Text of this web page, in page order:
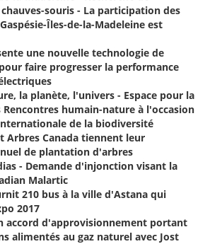
souris - La participation des
Îles-de-la-Madeleine est
une nouvelle technologie de
faire progresser la performance
la planète, l'univers - Espace pour la
Rencontres humain-nature à l'occasion
de la biodiversité
Arbres Canada tiennent leur
de plantation d'arbres
- Demande d'injonction visant la
Malartic
210 bus à la ville d'Astana qui
2017
accord d'approvisionnement portant
alimentés au gaz naturel avec Jost